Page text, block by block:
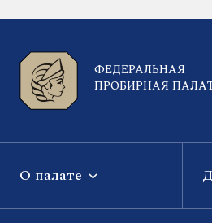
ФЕДЕРАЛЬНАЯ
ПРОБИРНАЯ
О палате